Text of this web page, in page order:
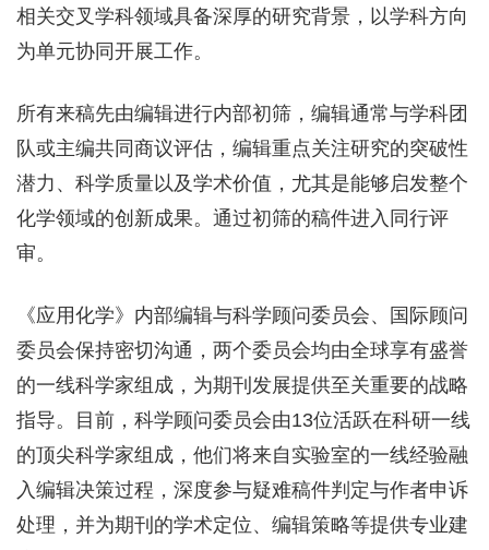
相关交叉学科领域具备深厚的研究背景，以学科方向
为单元协同开展工作。
所有来稿先由编辑进行内部初筛，编辑通常与学科团
队或主编共同商议评估，编辑重点关注研究的突破性
潜力、科学质量以及学术价值，尤其是能够启发整个
化学领域的创新成果。通过初筛的稿件进入同行评
审。
《应用化学》内部编辑与科学顾问委员会、国际顾问
委员会保持密切沟通，两个委员会均由全球享有盛誉
的一线科学家组成，为期刊发展提供至关重要的战略
指导。目前，科学顾问委员会由13位活跃在科研一线
的顶尖科学家组成，他们将来自实验室的一线经验融
入编辑决策过程，深度参与疑难稿件判定与作者申诉
处理，并为期刊的学术定位、编辑策略等提供专业建